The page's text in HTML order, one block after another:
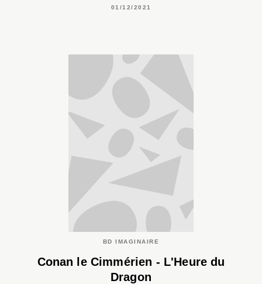
01/12/2021
BD IMAGINAIRE
Conan le Cimmérien - L'Heure du
Dragon